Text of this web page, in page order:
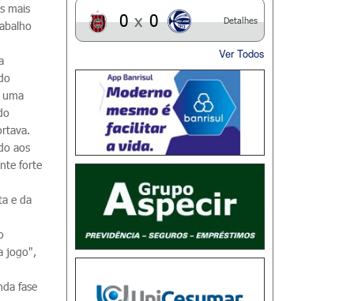
mais
uma
aos
forte
e da
jogo",
fase
0 x 0 Detalhes
Ver Todos